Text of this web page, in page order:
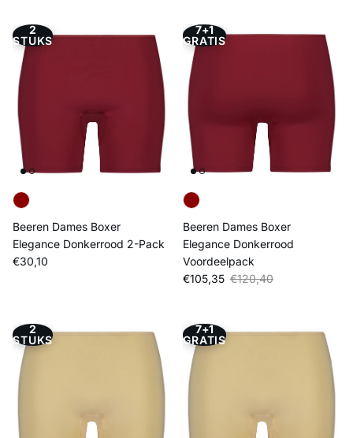
2
STUKS
Beeren Dames Boxer
Elegance Donkerrood 2-Pack
Reguliere prijs
€30,10
7+1
GRATIS
Beeren Dames Boxer
Elegance Donkerrood
Voordeelpack
Verkoopprijs
€105,35 Reguliere prijs
€120,40
2
STUKS
7+1
GRATIS